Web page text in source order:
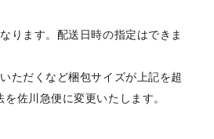
ります。配送日時の指定はできま
ただくなど梱包サイズが上記を超
佐川急便に変更いたします。